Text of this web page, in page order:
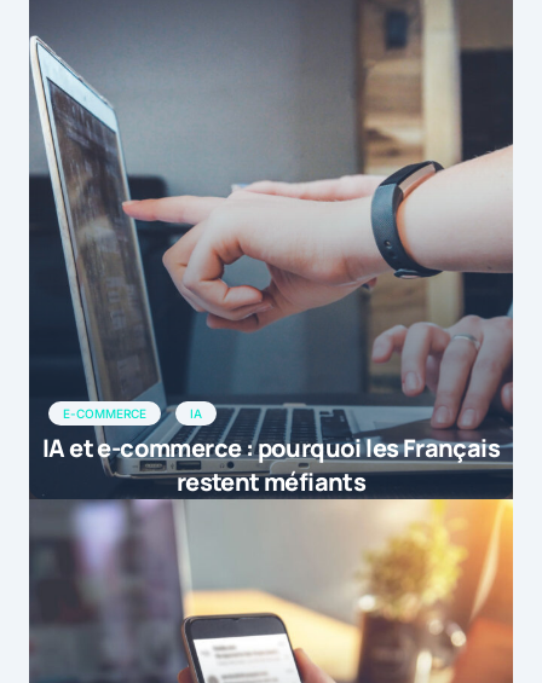
E-COMMERCE IA
IA et e-commerce : pourquoi les Français
restent méfiants